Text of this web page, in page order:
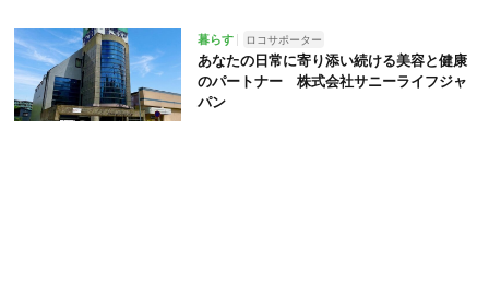
暮らす ロコサポーター
あなたの日常に寄り添い続ける美容と健康
のパートナー 株式会社サニーライフジャ
パン